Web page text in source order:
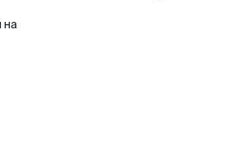
на